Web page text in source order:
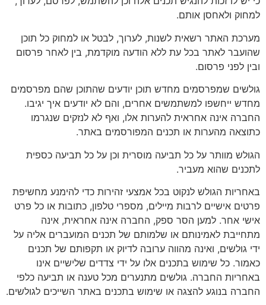
למחוק ולאחסן אותם.
מערכת האתר רשאית לשנות, לערוך, לבטל או למחוק כל תוכן
שהועבר לאתר בכל עת ללא הודעה מוקדמת, בין לאחר פרסום
ובין לפני פרסום.
גולשים שמפרסמים מחדש תוכן יודעים שהתוכן שהם מפרסמים
מחדש ייחשפו למשתמשים אחרים, והם לא יודעים איך יגיבו.
החברה אינה אחראית להערות אלו, ואף לא לנזקים שנגרמו
כתוצאה מהערות או תכנים המפורסמים באתר.
הגולש מוותר על כל תביעה מוסרית וכן על כל תביעה כספית
לתכנים שהוא מעביר.
באחריות הגולש לנקוט בכל אמצעי זהירות כדי להימנע מחשיפת
פרטים אישיים לרבות מיילים, מספרי טלפון, כתובות או כל פרט
אישי אחר. למען הסר ספק, החברה אינה אחראית, אינה
מתחייבת לאמינותם או שלמותם של תכנים המועברים אליה על
ידי גולשים, ואינה מהווה ערובה לדיוק או תקפותם של תכנים
כאמור. כל שימוש בתכנים אלו על ידי צדדים שלישיים אינו
באחריות החברה. גולשים מתנערים מכל טענה או תביעה כלפי
החברה בנוגע להצגה או שימוש בתכנים באתר השייכים לגולשים.